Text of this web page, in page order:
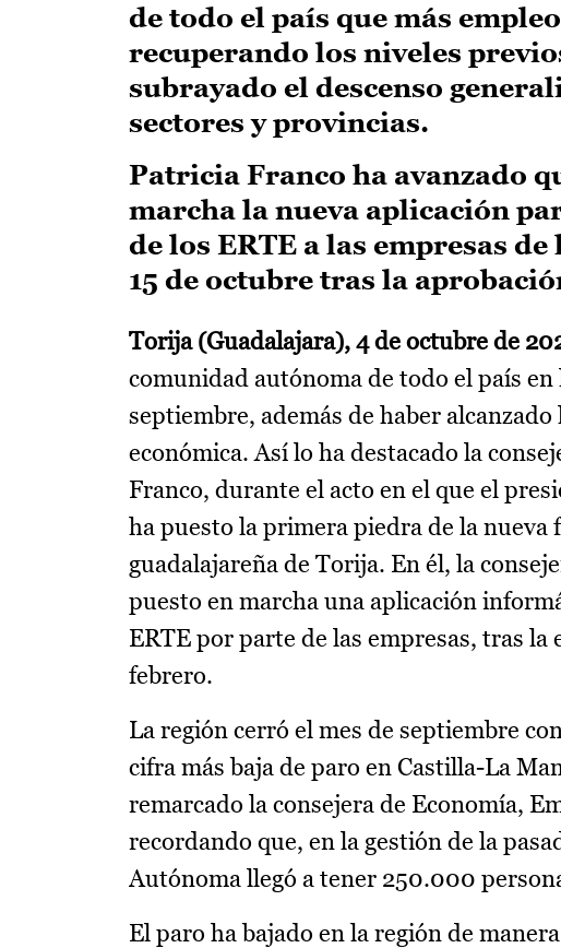
de todo el país que más
recuperando los niveles
subrayado el descenso
sectores y provincias.
Patricia Franco ha avanzado
marcha la nueva aplicación
de los ERTE a las empresas
15 de octubre tras la
Torija (Guadalajara), 4 de octubre de
comunidad autónoma de todo el país en
septiembre, además de haber
económica. Así lo ha destacado la
Franco, durante el acto en el que el
ha puesto la primera piedra de la nueva
guadalajareña de Torija. En él, la
puesto en marcha una aplicación
ERTE por parte de las empresas, tras
febrero.
La región cerró el mes de septiembre
cifra más baja de paro en Castilla-La
remarcado la consejera de Economía,
recordando que, en la gestión de la
Autónoma llegó a tener 250.000
El paro ha bajado en la región de